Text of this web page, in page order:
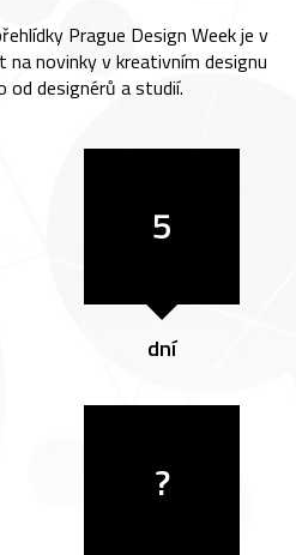
Prague Design Week je v
novinky v kreativním designu
od designérů a studií.
5
dní
?